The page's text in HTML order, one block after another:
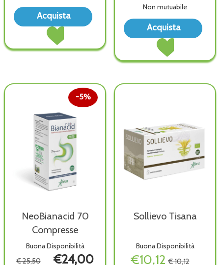
Acquista
Acquista Colilen
60
Acquista Colilen
Opercoli alla
wishlist
Non mutuabile
Acquista
Acquista LIBRAMED
5
NeoBianacid 70
Compresse
Buona Disponibilità
5%
€ 25,50 €24,00
Sollievo Tisana
Buona Disponibilità
€10,12 € 10,12